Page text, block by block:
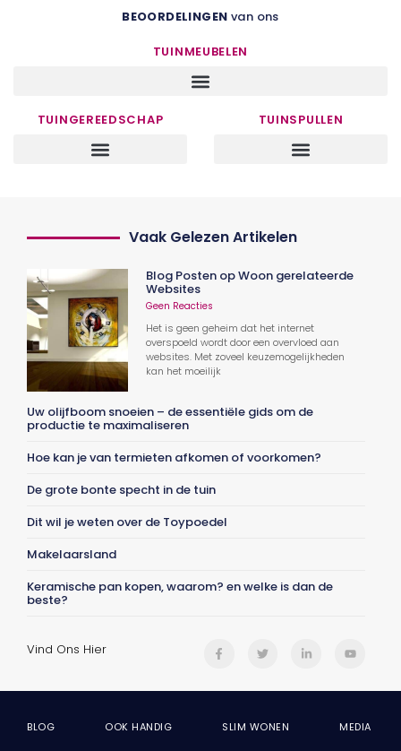
BEOORDELINGEN van ons
TUINMEUBELEN
TUINGEREEDSCHAP TUINSPULLEN
Vaak Gelezen Artikelen
Blog Posten op Woon gerelateerde
Websites
Geen Reacties
Het is geen geheim dat het internet
overspoeld wordt door een overvloed aan
websites. Met zoveel keuzemogelijkheden
kan het moeilijk
Uw olijfboom snoeien – de essentiële gids om de
productie te maximaliseren
Hoe kan je van termieten afkomen of voorkomen?
De grote bonte specht in de tuin
Dit wil je weten over de Toypoedel
Makelaarsland
Keramische pan kopen, waarom? en welke is dan de
beste?
Vind Ons Hier
BLOG OOK HANDIG SLIM WONEN MEDIA